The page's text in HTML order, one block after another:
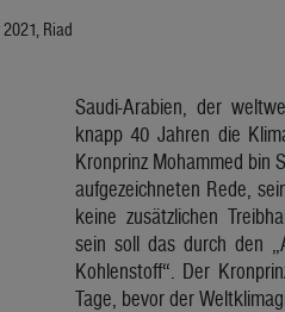
Riad
Saudi-Arabien, der
knapp 40 Jahren die
Kronprinz Mohammed bin
aufgezeichneten Rede,
keine zusätzlichen
sein soll das durch den
Kohlenstoff“. Der
Tage, bevor der